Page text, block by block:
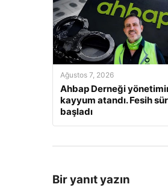
Ağustos 7, 2026
Ahbap Derneği
kayyum atandı. Fesih
başladı
Bir yanıt yazın